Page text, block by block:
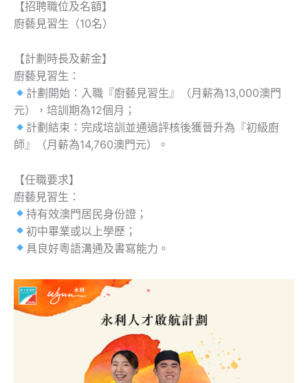
【招聘職位及名額】
廚藝見習生（10名）
【計劃時長及薪金】
廚藝見習生：
計劃開始：入職『廚藝見習生』（月薪為13,000澳門
元），培訓期為12個月；
計劃結束：完成培訓並通過評核後獲晉升為『初級廚
師』（月薪為14,760澳門元）。
【任職要求】
廚藝見習生：
持有效澳門居民身份證；
初中畢業或以上學歷；
具良好粵語溝通及書寫能力。